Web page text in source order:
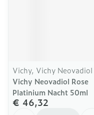
Vichy, Vichy Neovadiol
Vichy Neovadiol Rose
Platinium Nacht 50ml
€ 46,32